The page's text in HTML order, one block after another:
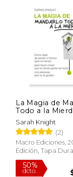
La Magia de
Todo a la
Sarah Knight
(2)
Macro Ediciones,
Edición, Tapa Dura,